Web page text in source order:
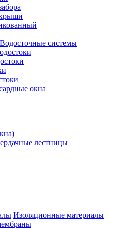
Водосточные системы
окна
лестницы
Изоляционные материалы